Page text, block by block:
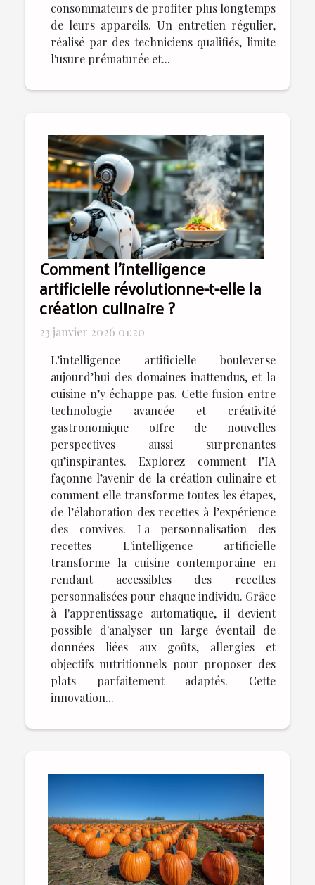
consommateurs de profiter plus longtemps
de leurs appareils. Un entretien régulier,
réalisé par des techniciens qualifiés, limite
l'usure prématurée et...
Comment l'intelligence
artificielle révolutionne-t-elle la
création culinaire ?
23 janvier 2026 01:20
L’intelligence artificielle bouleverse
aujourd’hui des domaines inattendus, et la
cuisine n’y échappe pas. Cette fusion entre
technologie avancée et créativité
gastronomique offre de nouvelles
perspectives aussi surprenantes
qu’inspirantes. Explorez comment l’IA
façonne l’avenir de la création culinaire et
comment elle transforme toutes les étapes,
de l’élaboration des recettes à l’expérience
des convives. La personnalisation des
recettes L'intelligence artificielle
transforme la cuisine contemporaine en
rendant accessibles des recettes
personnalisées pour chaque individu. Grâce
à l'apprentissage automatique, il devient
possible d'analyser un large éventail de
données liées aux goûts, allergies et
objectifs nutritionnels pour proposer des
plats parfaitement adaptés. Cette
innovation...